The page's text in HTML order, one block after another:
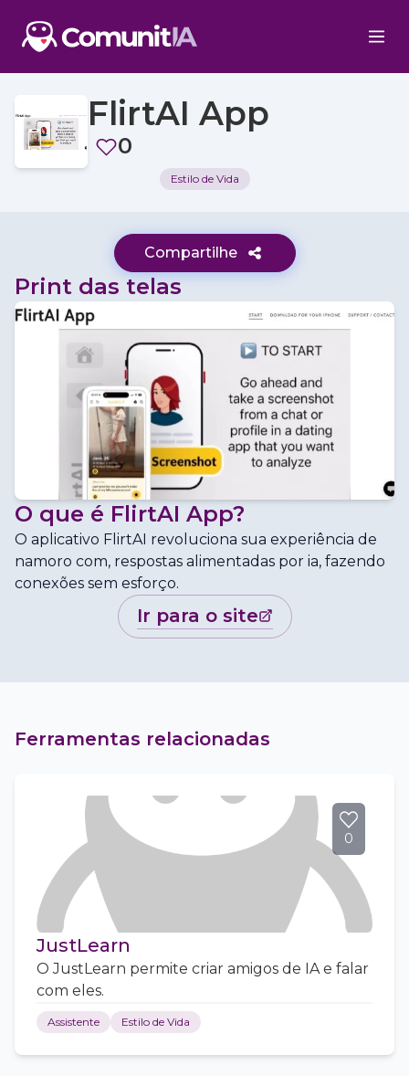
FlirtAI App
0
Estilo de Vida
Compartilhe
Print das telas
O que é FlirtAI App?
O aplicativo FlirtAI revoluciona sua experiência de
namoro com, respostas alimentadas por ia, fazendo
conexões sem esforço.
ir para o site
Ferramentas relacionadas
0
JustLearn
O JustLearn permite criar amigos de IA e falar
com eles.
Assistente Estilo de Vida